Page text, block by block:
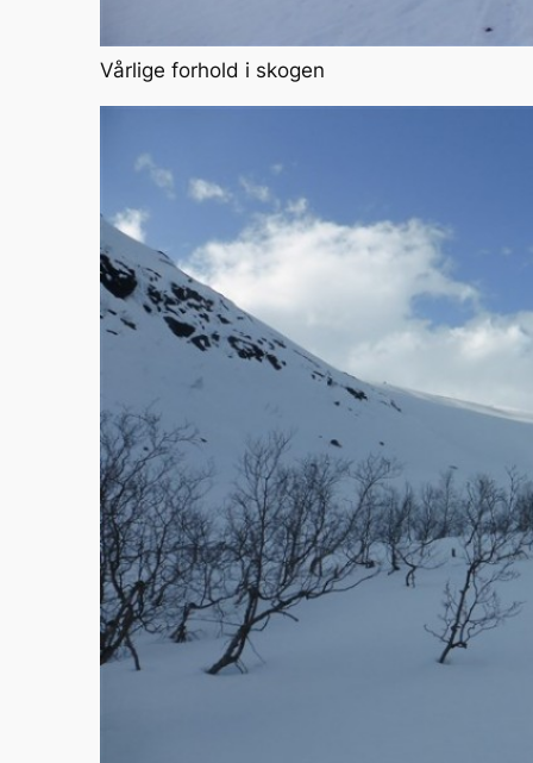
Vårlige forhold i skogen